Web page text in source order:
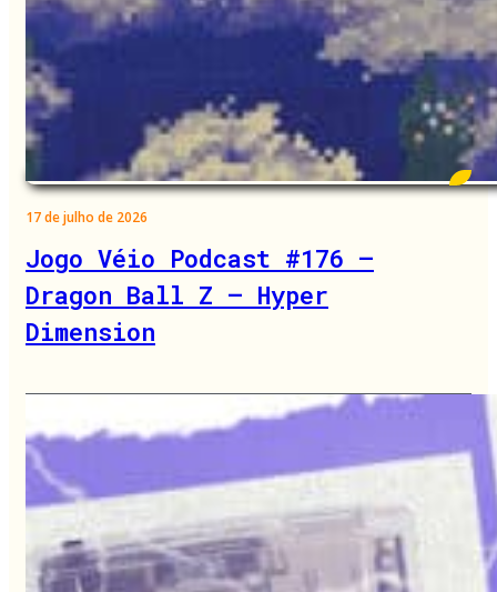
17 de julho de 2026
Jogo Véio Podcast #176 –
Dragon Ball Z – Hyper
Dimension